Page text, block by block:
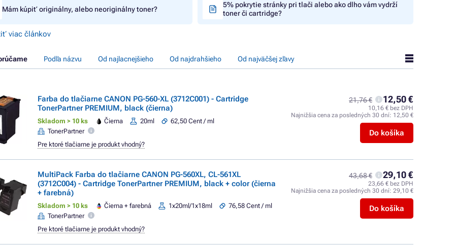
Mám kúpiť originálny, alebo neoriginálny toner?
5% pokrytie stránky pri tlači alebo ako dlho vám vydrží
toner či cartridge?
viac článkov
Podľa názvu Od najlacnejšieho Od najdrahšieho Od najväčšej zľavy
Farba do tlačiarne CANON PG-560-XL (3712C001) - Cartridge
TonerPartner PREMIUM, black (čierna)
Skladom > 10 ks Čierna 20ml
62,50 Cent / ml
TonerPartner
21,76 € 12,50 €
10,16 € bez DPH
Najnižšia cena za posledných 30 dní: 12,50 €
Do košíka
Pre ktoré tlačiarne je produkt vhodný?
MultiPack Farba do tlačiarne CANON PG-560XL, CL-561XL
(3712C004) - Cartridge TonerPartner PREMIUM, black + color (čierna
+ farebná)
Skladom > 10 ks Čierna + farebná 1x20ml/1x18ml
76,58 Cent / ml
TonerPartner
43,68 € 29,10 €
23,66 € bez DPH
Najnižšia cena za posledných 30 dní: 29,10 €
Do košíka
Pre ktoré tlačiarne je produkt vhodný?